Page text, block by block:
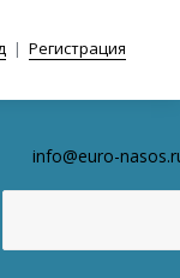
| Регистрация
info@euro-